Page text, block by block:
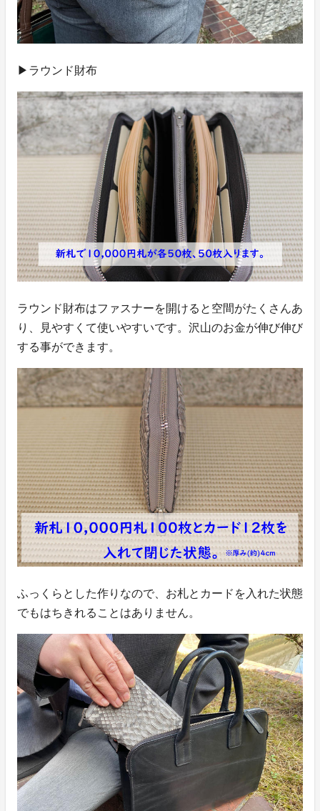
▶ラウンド財布
ラウンド財布はファスナーを開けると空間がたくさんあ
り、見やすくて使いやすいです。沢山のお金が伸び伸び
する事ができます。
ふっくらとした作りなので、お札とカードを入れた状態
でもはちきれることはありません。